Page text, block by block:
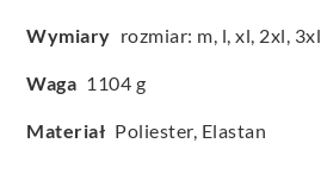
Wymiary rozmiar: m, l, xl, 2xl, 3xl
Waga 1104 g
Materiał Poliester, Elastan